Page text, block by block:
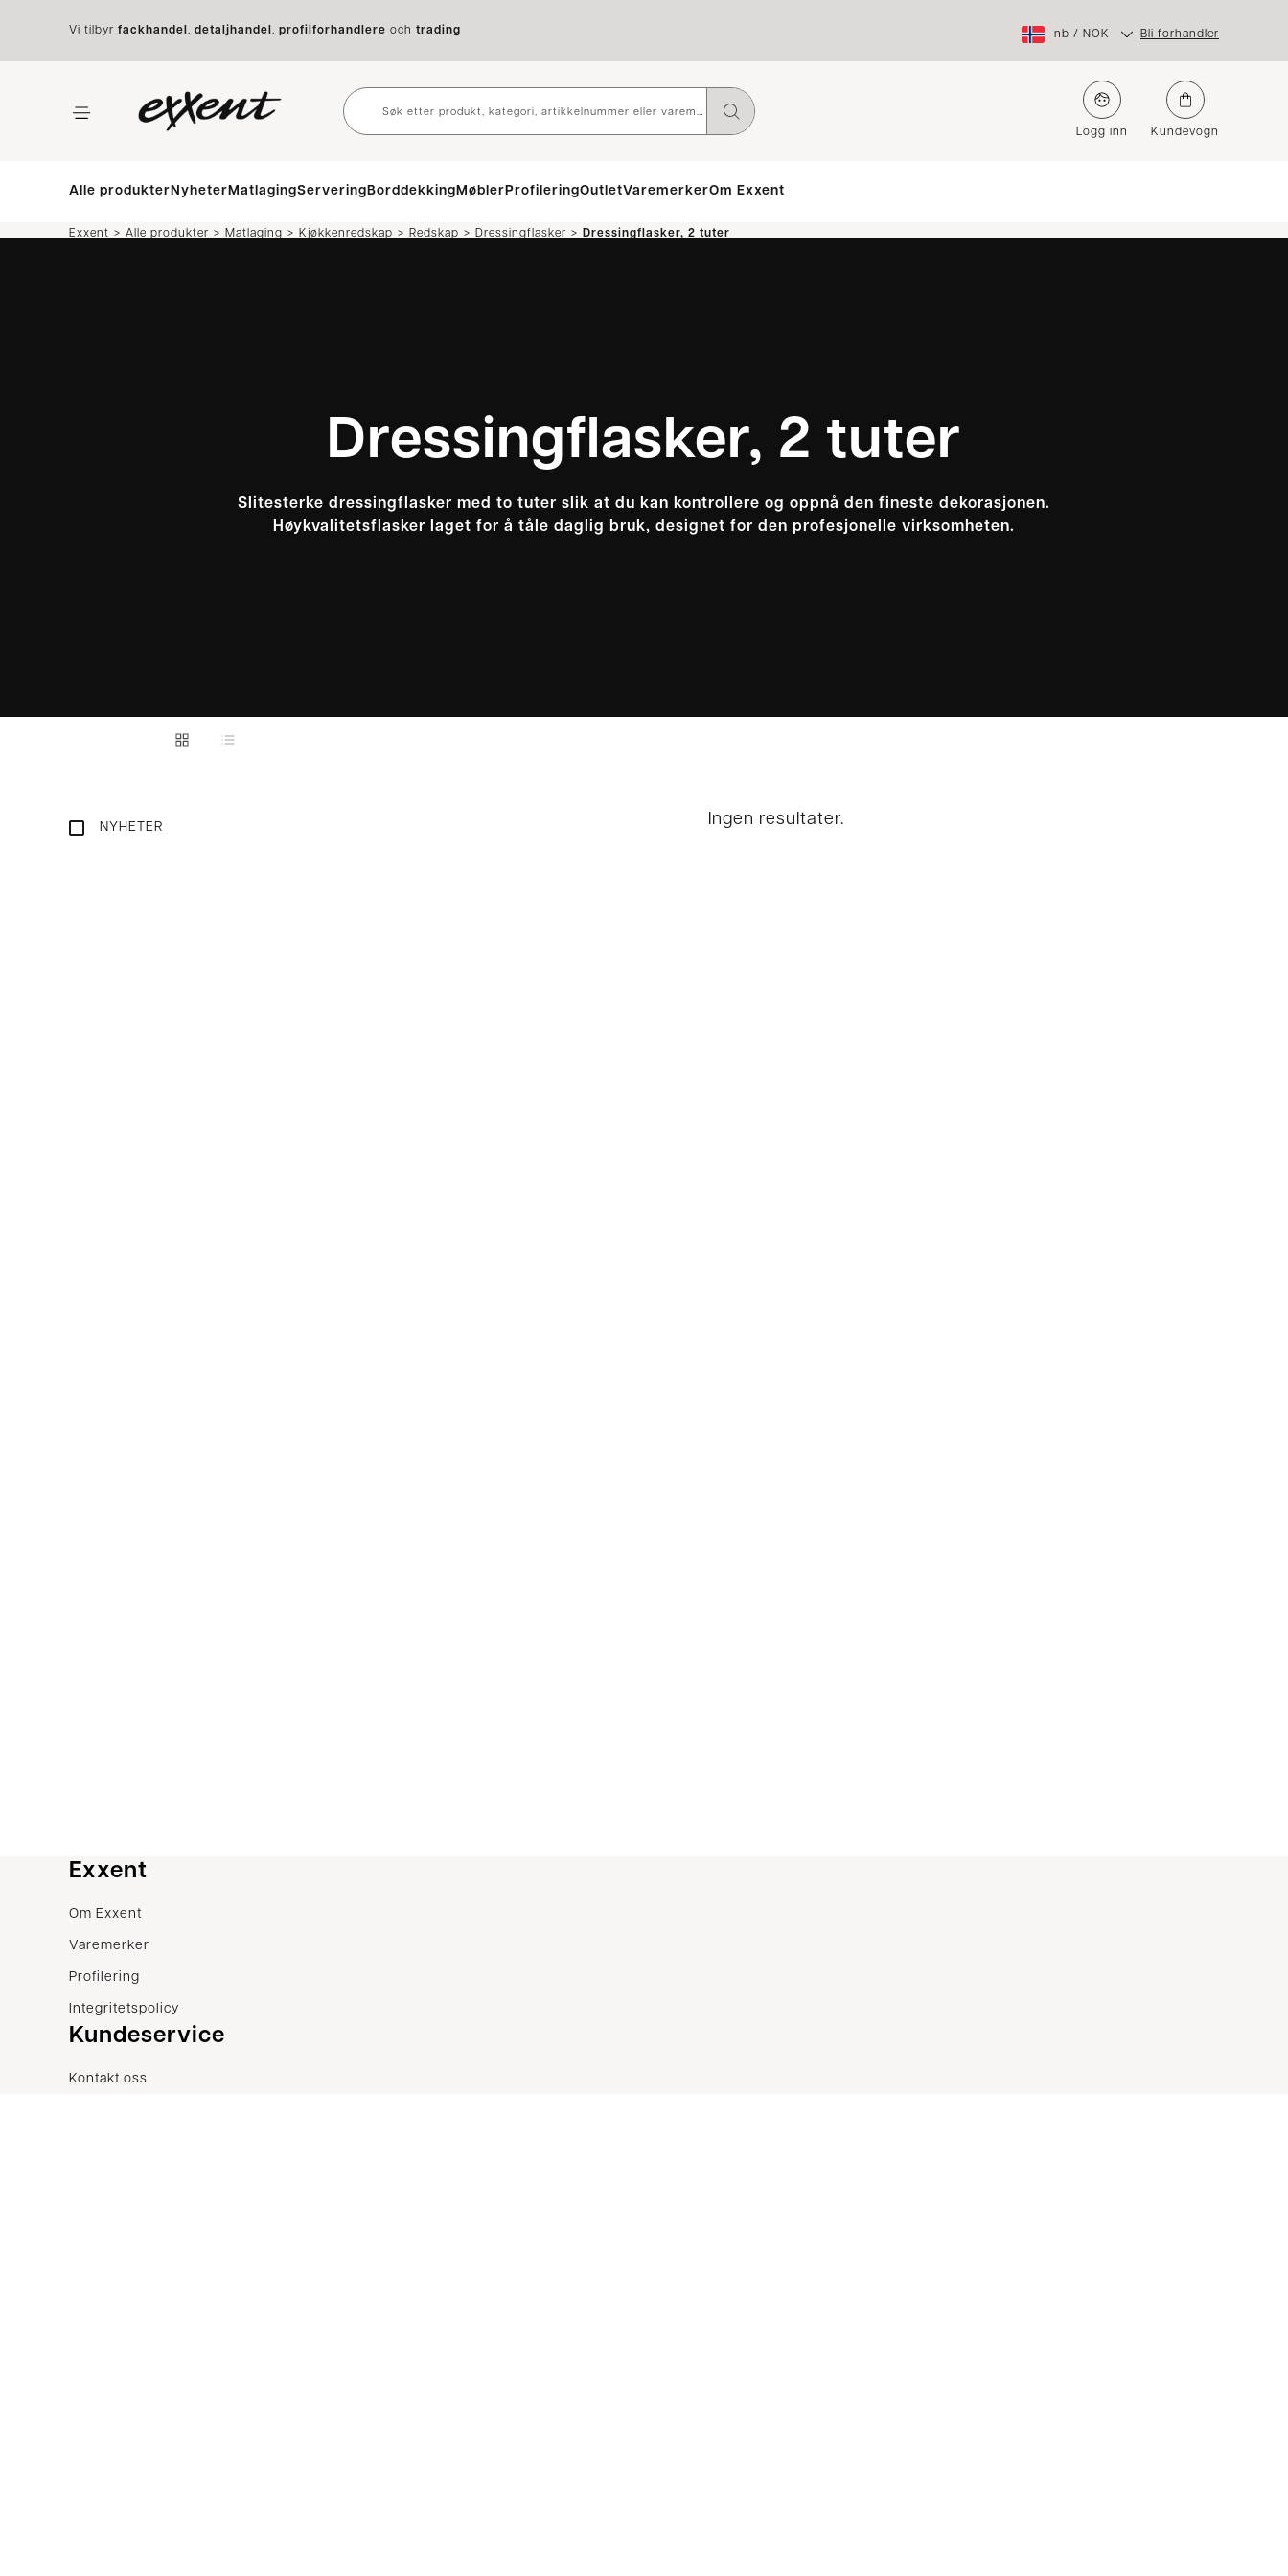
Vi tilbyr fackhandel , detaljhandel , profilforhandlere och trading nb / NOK Bli forhandler
Logg inn Kundevogn
Alle produkterNyheterMatlagingServeringBorddekkingMøblerProfileringOutletVaremerkerOm Exxent
Exxent > Alle produkter > Matlaging > Kjøkkenredskap > Redskap > Dressingflasker > Dressingflasker, 2 tuter
Dressingflasker, 2 tuter
Slitesterke dressingflasker med to tuter slik at du kan kontrollere og oppnå den fineste dekorasjonen.
Høykvalitetsflasker laget for å tåle daglig bruk, designet for den profesjonelle virksomheten.
NYHETER Ingen resultater.
Exxent
Om Exxent
Varemerker
Profilering
Integritetspolicy
Kundeservice
Kontakt oss